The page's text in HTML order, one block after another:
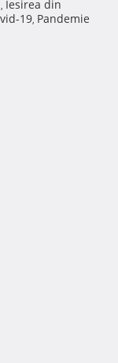
, Iesirea din
19, Pandemie